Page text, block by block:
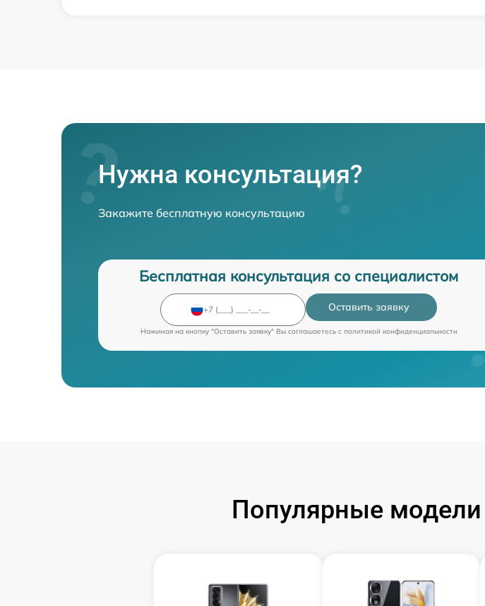
Нужна консультация?
Закажите бесплатную консультацию
Бесплатная консультация со специалистом
Оставить заявку
Нажимая на кнопку "Оставить заявку" Вы соглашаетесь c политикой конфиденциальности
Популярные